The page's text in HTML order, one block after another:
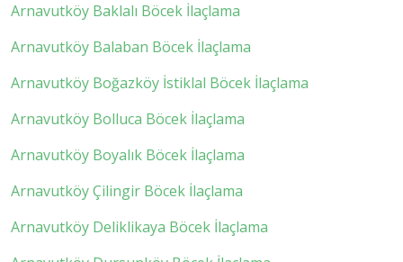
Arnavutköy Baklalı Böcek İlaçlama
Arnavutköy Balaban Böcek İlaçlama
Arnavutköy Boğazköy İstiklal Böcek İlaçlama
Arnavutköy Bolluca Böcek İlaçlama
Arnavutköy Boyalık Böcek İlaçlama
Arnavutköy Çilingir Böcek İlaçlama
Arnavutköy Deliklikaya Böcek İlaçlama